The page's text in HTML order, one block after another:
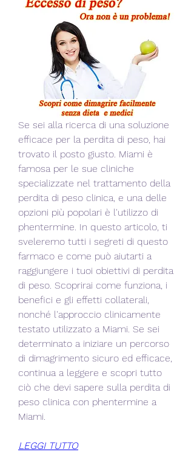
Se sei alla ricerca di una soluzione
efficace per la perdita di peso, hai
trovato il posto giusto. Miami è
famosa per le sue cliniche
specializzate nel trattamento della
perdita di peso clinica, e una delle
opzioni più popolari è l'utilizzo di
phentermine. In questo articolo, ti
sveleremo tutti i segreti di questo
farmaco e come può aiutarti a
raggiungere i tuoi obiettivi di perdita
di peso. Scoprirai come funziona, i
benefici e gli effetti collaterali,
nonché l'approccio clinicamente
testato utilizzato a Miami. Se sei
determinato a iniziare un percorso
di dimagrimento sicuro ed efficace,
continua a leggere e scopri tutto
ciò che devi sapere sulla perdita di
peso clinica con phentermine a
Miami.
LEGGI TUTTO